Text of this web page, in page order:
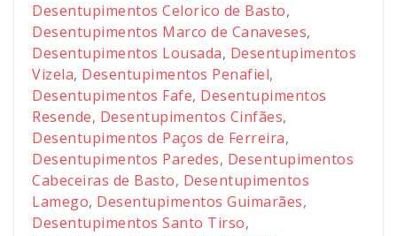
Desentupimentos Celorico de Basto,
Desentupimentos Marco de Canaveses,
Desentupimentos Lousada, Desentupimentos
Vizela, Desentupimentos Penafiel,
Desentupimentos Fafe, Desentupimentos
Resende, Desentupimentos Cinfães,
Desentupimentos Paços de Ferreira,
Desentupimentos Paredes, Desentupimentos
Cabeceiras de Basto, Desentupimentos
Lamego, Desentupimentos Guimarães,
Desentupimentos Santo Tirso,